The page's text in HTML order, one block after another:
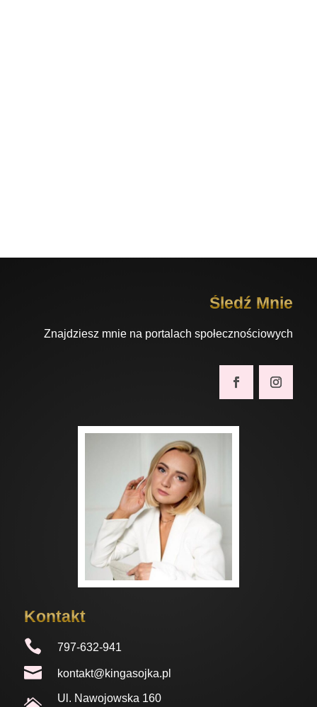
Śledź Mnie
Znajdziesz mnie na portalach społecznościowych
Kontakt
 797-632-941
 kontakt@kingasojka.pl
Ul. Nawojowska 160